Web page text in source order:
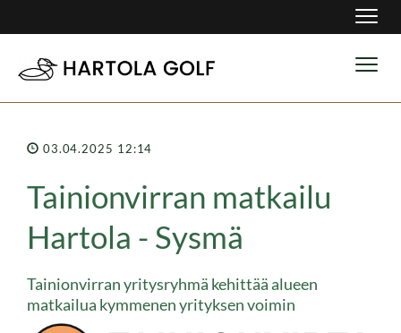
03.04.2025 12:14
Tainionvirran matkailu
Hartola - Sysmä
Tainionvirran yritysryhmä kehittää alueen
matkailua kymmenen yrityksen voimin